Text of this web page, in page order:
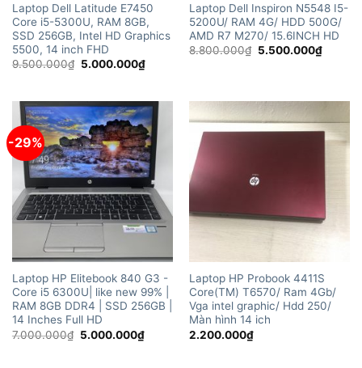
Laptop Dell Latitude E7450
Core i5-5300U, RAM 8GB,
SSD 256GB, Intel HD Graphics
5500, 14 inch FHD
9.500.000₫ Giá
5.000.000₫Giá
hiện
5.000.000₫.
Laptop Dell Inspiron N5548 I5-
5200U/ RAM 4G/ HDD 500G/
AMD R7 M270/ 15.6INCH HD
8.800.000₫ Giá
5.500.000₫Giá
hiện
-29%
Laptop HP Elitebook 840 G3 -
Core i5 6300U| like new 99% |
RAM 8GB DDR4 | SSD 256GB |
14 Inches Full HD
7.000.000₫ Giá
5.000.000₫Giá
hiện
Laptop HP Probook 4411S
Core(TM) T6570/ Ram 4Gb/
Vga intel graphic/ Hdd 250/
Màn hình 14 ich
2.200.000₫